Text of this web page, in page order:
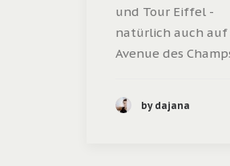
und Tour Eiffel -
natürlich auch auf
Avenue des
by dajana